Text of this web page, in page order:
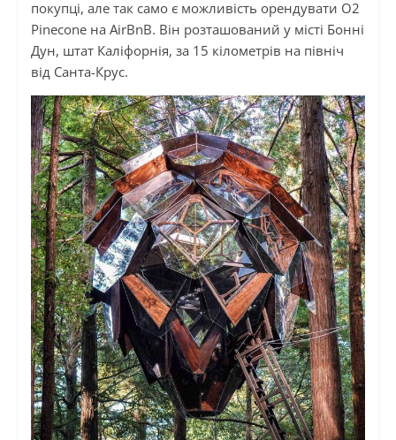
покупці, але так само є можливість орендувати O2
Pinecone на AirBnB. Він розташований у місті Бонні
Дун, штат Каліфорнія, за 15 кілометрів на північ
від Санта-Крус.